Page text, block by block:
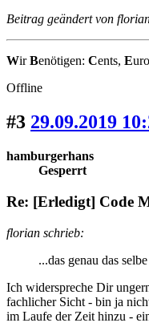
Beitrag geändert von
WirBenötigen: Cents, E
Offline
#3 29.09.2019
hamburgerhans
Gesperrt
Re: [Erledigt] Code
florian schrieb:
...das genau das
Ich widerspreche Dir
fachlicher Sicht - bin ja
im Laufe der Zeit hinzu -